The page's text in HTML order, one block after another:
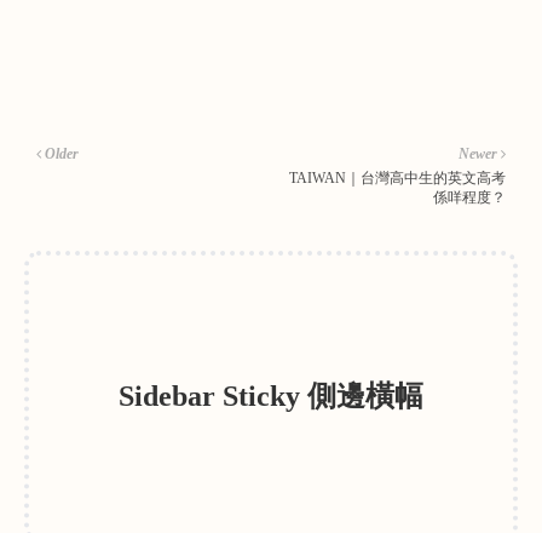
Newer
TAIWAN｜台灣高中生的英文高考
係咩程度？
Older
Sidebar Sticky 側邊橫幅